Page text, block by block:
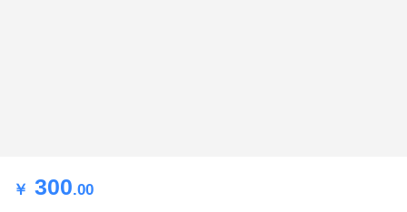
￥ 300.00